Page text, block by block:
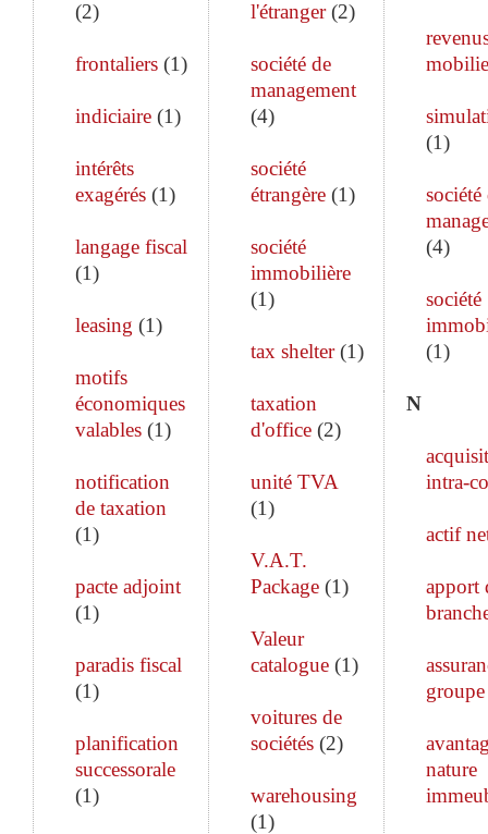
(2)
frontaliers (1)
indiciaire (1)
intérêts
exagérés (1)
langage fiscal
(1)
leasing (1)
motifs
économiques
valables (1)
notification
de taxation
(1)
pacte adjoint
(1)
paradis fiscal
(1)
planification
successorale
(1)
l'étranger(2)
société de
management
(4)
société
étrangère(1)
société
immobilière
(1)
tax shelter(1)
taxation
d'office(2)
unité TVA
(1)
V.A.T.
Package(1)
Valeur
catalogue(1)
voitures de
sociétés(2)
warehousing
(1)
(1)
société
(4)
société
(1)
N
intra-
actif
apport
groupe
nature